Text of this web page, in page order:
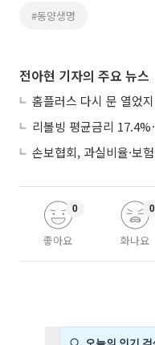
#동양생명
전아현 기자의 주요 뉴스
홈플러스 다시 문 열었
좋아요
0
화나요
0